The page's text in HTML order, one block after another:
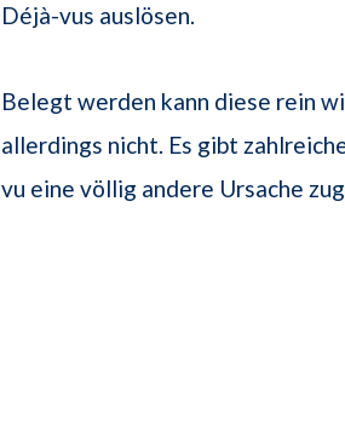
Déjà-vus auslösen.
Belegt werden kann diese rein
allerdings nicht. Es gibt
vu eine völlig andere Ursache